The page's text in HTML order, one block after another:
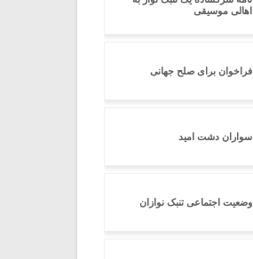
اهالی موسیقی
فراخوان برای صلح جهانی
سواران دشت امید
وضعیت اجتماعی تنبک نوازان